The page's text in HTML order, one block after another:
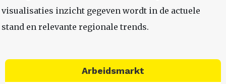
visualisaties inzicht gegeven wordt in de actuele
stand en relevante regionale trends.
Arbeidsmarkt